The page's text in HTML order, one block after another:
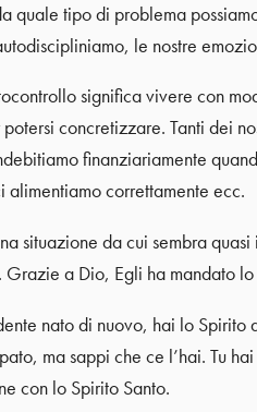
quale tipo di problema
le nostre
significa vivere con
concretizzare. Tanti dei
finanziariamente
alimentiamo correttamente ecc.
situazione da cui sembra
a Dio, Egli ha mandato
nato di nuovo, hai lo Spirito
ma sappi che ce l’hai. Tu
con lo Spirito Santo.